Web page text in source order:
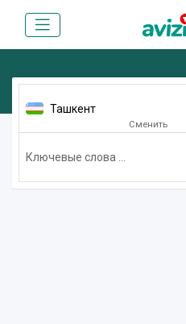
Ташкент
Сменить